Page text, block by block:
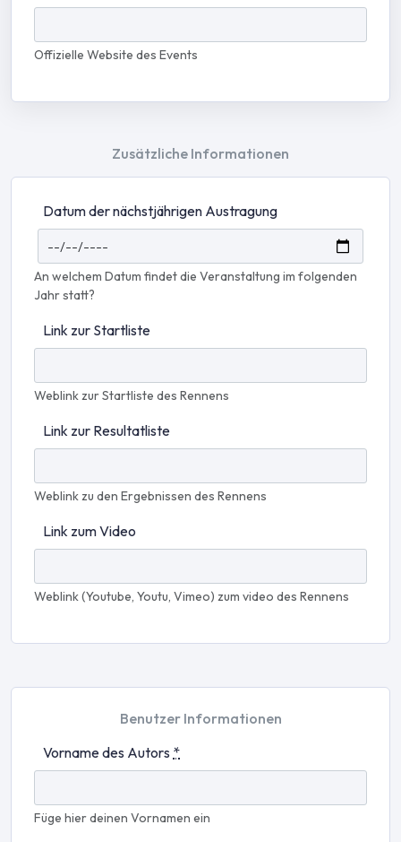
Offizielle Website des Events
Zusätzliche Informationen
Datum der nächstjährigen Austragung
An welchem Datum findet die Veranstaltung im folgenden
Jahr statt?
Link zur Startliste
Weblink zur Startliste des Rennens
Link zur Resultatliste
Weblink zu den Ergebnissen des Rennens
Link zum Video
Weblink (Youtube, Youtu, Vimeo) zum video des Rennens
Benutzer Informationen
Vorname des Autors *
Füge hier deinen Vornamen ein